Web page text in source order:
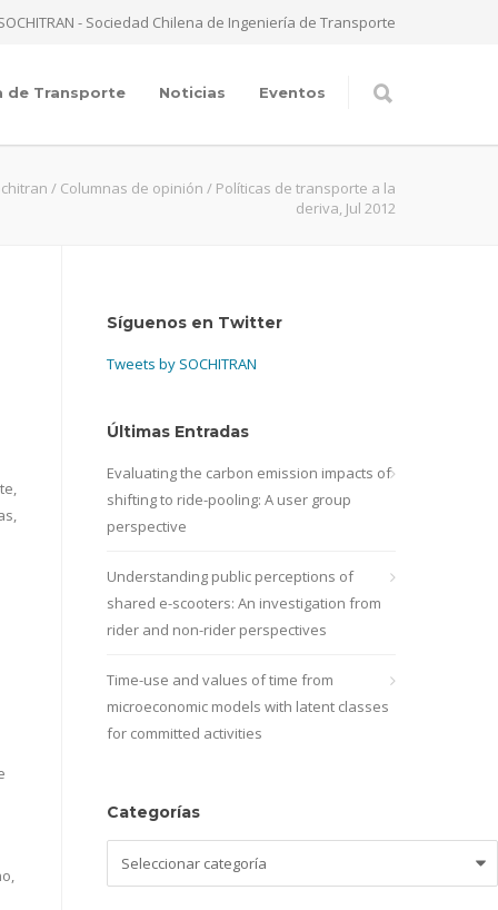
- Sociedad Chilena de Ingeniería de Transporte
de Transporte Noticias Eventos
/ Columnas de opinión / Políticas de transporte a la
deriva, Jul 2012
Síguenos en Twitter
Tweets by SOCHITRAN
Últimas Entradas
Evaluating the carbon emission impacts of
shifting to ride-pooling: A user group
perspective
Understanding public perceptions of
shared e-scooters: An investigation from
rider and non-rider perspectives
Time-use and values of time from
microeconomic models with latent classes
for committed activities
Categorías